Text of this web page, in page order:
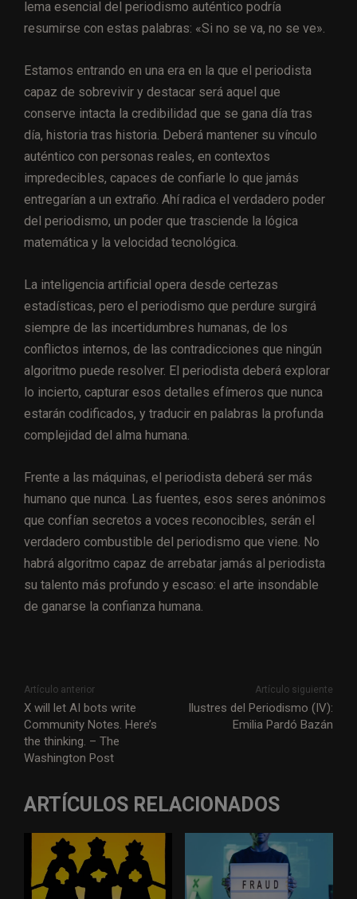
lema esencial del periodismo auténtico podría
resumirse con estas palabras: «Si no se va, no se ve».
Estamos entrando en una era en la que el periodista
capaz de sobrevivir y destacar será aquel que
conserve intacta la credibilidad que se gana día tras
día, historia tras historia. Deberá mantener su vínculo
auténtico con personas reales, en contextos
impredecibles, capaces de confiarle lo que jamás
entregarían a un extraño. Ahí radica el verdadero poder
del periodismo, un poder que trasciende la lógica
matemática y la velocidad tecnológica.
La inteligencia artificial opera desde certezas
estadísticas, pero el periodismo que perdure surgirá
siempre de las incertidumbres humanas, de los
conflictos internos, de las contradicciones que ningún
algoritmo puede resolver. El periodista deberá explorar
lo incierto, capturar esos detalles efímeros que nunca
estarán codificados, y traducir en palabras la profunda
complejidad del alma humana.
Frente a las máquinas, el periodista deberá ser más
humano que nunca. Las fuentes, esos seres anónimos
que confían secretos a voces reconocibles, serán el
verdadero combustible del periodismo que viene. No
habrá algoritmo capaz de arrebatar jamás al periodista
su talento más profundo y escaso: el arte insondable
de ganarse la confianza humana.
Artículo anterior
X will let AI bots write
Community Notes. Here’s
the thinking. – The
Washington Post
Artículo siguiente
Ilustres del Periodismo (IV):
Emilia Pardó Bazán
ARTÍCULOS RELACIONADOS